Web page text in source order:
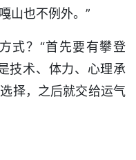
山也不例外。”
式？“首先要有攀登
技术、体力、心理承
择，之后就交给运气